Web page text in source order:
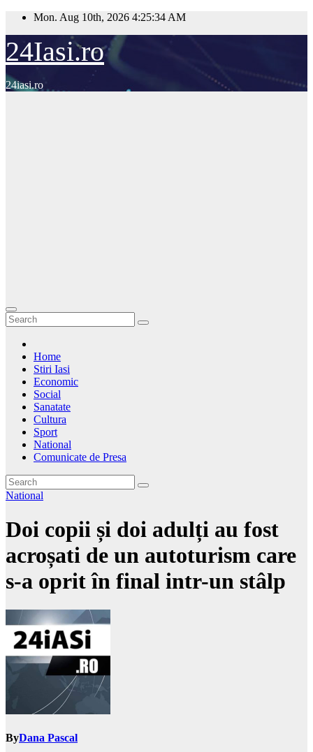
Skip
content
Mon. Aug 10th, 2026 4:25:35 AM
24Iasi.ro
24iasi.ro
Home
Stiri Iasi
Economic
Social
Sanatate
Cultura
Sport
National
Comunicate de Presa
National
Doi copii și doi adulți au fost
acroșati de un autoturism care
s-a oprit în final intr-un stâlp
ByDana Pascal